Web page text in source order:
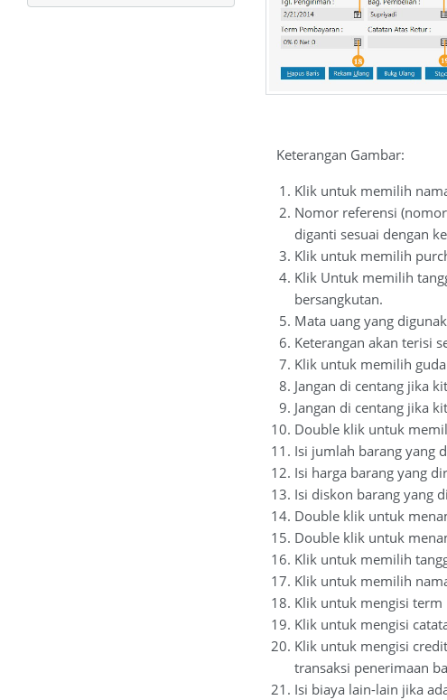
Keterangan Gambar:
Klik untuk memilih
Nomor referensi
diganti sesuai dengan
Klik untuk memilih
Klik Untuk memilih
bersangkutan.
Mata uang yang
Keterangan akan terisi
Klik untuk memilih
Jangan di centang jika
Jangan di centang jika
Double klik untuk
Isi jumlah barang yang
Isi harga barang yang
Isi diskon barang yang
Double klik untuk
Double klik untuk
Klik untuk memilih
Klik untuk memilih
Klik untuk mengisi
Klik untuk mengisi
Klik untuk mengisi
transaksi penerimaan
Isi biaya lain-lain jika